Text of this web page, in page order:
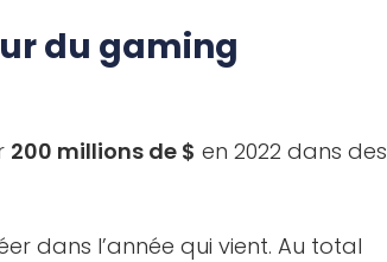
du gaming
200 millions de $ en 2022 dans des
dans l’année qui vient. Au total